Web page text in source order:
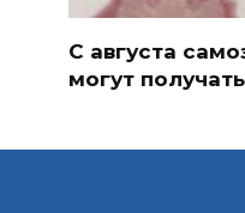
С августа
могут